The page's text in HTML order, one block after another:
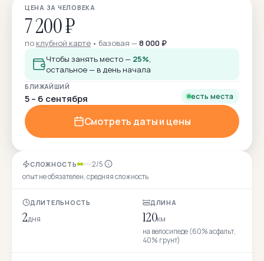
СЛОЖНОСТЬ 2/5
опыт не обязателен, средняя сложность
ДЛИТЕЛЬНОСТЬ
2дня
ДЛИНА
120км
на велосипеде (60% асфальт,
40% грунт)
ЦЕНА ЗА ЧЕЛОВЕКА
7 200 ₽
по клубной карте базовая —8 000 ₽
Чтобы занять место — 25%,
остальное — в день начала
БЛИЖАЙШИЙ
5 – 6 сентября есть места
Смотреть даты и цены